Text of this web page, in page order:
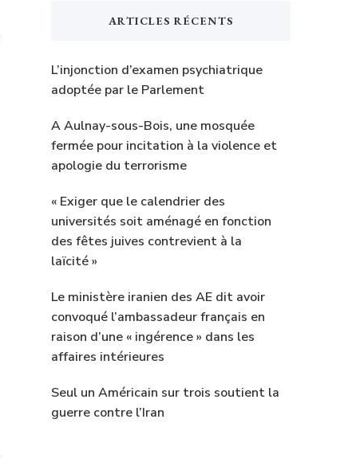
ARTICLES RÉCENTS
L’injonction d’examen psychiatrique
adoptée par le Parlement
A Aulnay-sous-Bois, une mosquée
fermée pour incitation à la violence et
apologie du terrorisme
« Exiger que le calendrier des
universités soit aménagé en fonction
des fêtes juives contrevient à la
laïcité »
Le ministère iranien des AE dit avoir
convoqué l’ambassadeur français en
raison d’une « ingérence » dans les
affaires intérieures
Seul un Américain sur trois soutient la
guerre contre l’Iran